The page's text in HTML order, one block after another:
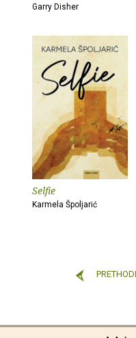
Garry Disher
Selfie
Karmela Špoljarić